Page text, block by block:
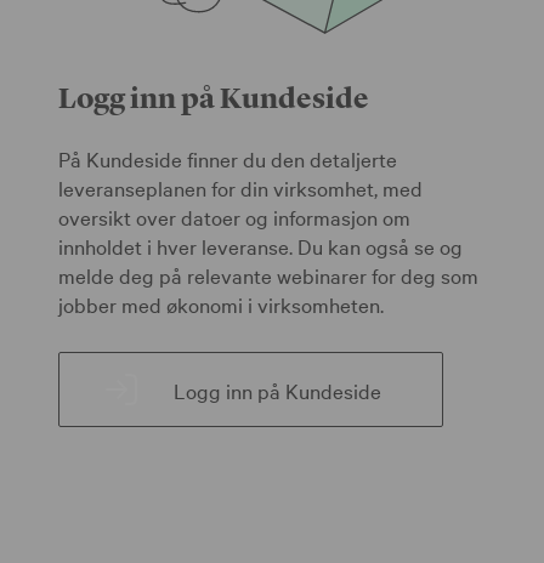
Logg inn på Kundeside
På Kundeside finner du den detaljerte
leveranseplanen for din virksomhet, med
oversikt over datoer og informasjon om
innholdet i hver leveranse. Du kan også se og
melde deg på relevante webinarer for deg som
jobber med økonomi i virksomheten.
Logg inn på Kundeside